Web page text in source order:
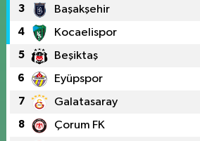
3 Başakşehir
4 Kocaelispor
5 Beşiktaş
6 Eyüpspor
7 Galatasaray
8 Çorum FK